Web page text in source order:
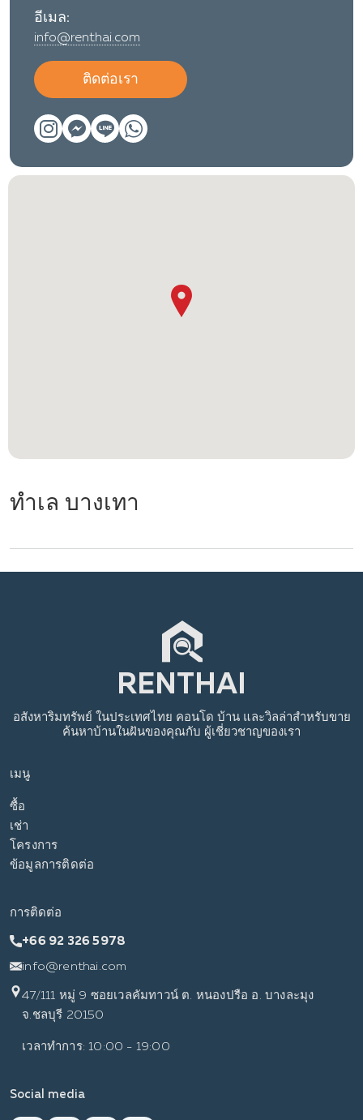
อีเมล:
info@renthai.com
ติดต่อเรา
ทำเล บางเทา
เมนู
ซื้อ
เช่า
โครงการ
ข้อมูลการติดต่อ
อสังหาริมทรัพย์ ในประเทศไทย คอนโด บ้าน และวิลล่าสำหรับขาย
ค้นหาบ้านในฝันของคุณกับ ผู้เชี่ยวชาญของเรา
การติดต่อ
+66 92 326 5978
info@renthai.com
47/111 หมู่ 9 ซอยเวลคัมทาวน์ ต. หนองปรือ อ. บางละมุง
จ.ชลบุรี 20150
เวลาทำการ: 10:00 - 19:00
Social media